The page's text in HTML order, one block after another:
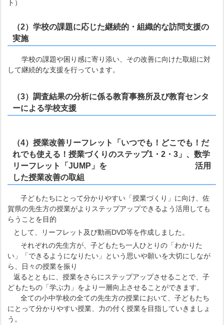
ト）
（2）学校の課題に応じた継続的・組織的な訪問支援の
実施
学校の課題や困り感に寄り添い、その改善に向けた取組に対
して継続的な支援を行っています。
（3）調査結果の分析に係る教育事務所及び教育センタ
ーによる学校支援
（4）授業改善リーフレット「いつでも！どこでも！だ
れでも使える！授業づくりのステップ1・2・3」、数学
リーフレット「JUMP」を
活用
した授業改善の取組
子どもたちにとって分かりやすい「授業づくり」に向け、佐
賀県の先生方の授業がよりステップアップできるよう活用しても
らうことを目的
として、リーフレット及び動画DVD等を作成しました。
それぞれの先生方が、子どもたち一人ひとりの「わかりた
い」「できるようになりたい」という思いや願いを大切にしなが
ら、日々の授業を振り
返るとともに、授業をさらにステップアップさせることで、子
どもたちの「学ぶ力」をより一層向上させることができます。
全ての小中学校の全ての先生方の授業において、子どもたち
にとって分かりやすい授業、力の付く授業を目指していきましょ
う。